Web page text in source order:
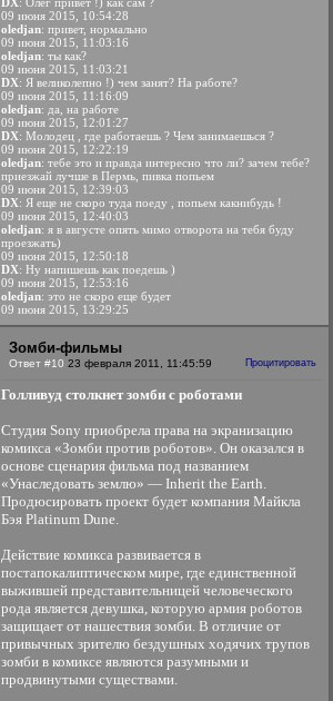
09 июня 2015, 10:54:28
oledjan: привет, нормально
09 июня 2015, 11:03:16
oledjan: ты как?
09 июня 2015, 11:03:21
DX: Я великолепно !) чем занят? На работе?
09 июня 2015, 11:16:09
oledjan: да, на работе
09 июня 2015, 12:01:27
DX: Молодец , где работаешь ? Чем занимаешься ?
09 июня 2015, 12:22:19
oledjan: тебе это и правда интересно что ли? зачем тебе?
приезжай лучше в Пермь, пивка попьем
09 июня 2015, 12:39:03
DX: Я еще не скоро туда поеду , попьем какнибудь !
09 июня 2015, 12:40:03
oledjan: я в августе опять мимо отворота на тебя буду
проезжать)
09 июня 2015, 12:50:18
DX: Ну напишешь как поедешь )
09 июня 2015, 12:53:16
oledjan: это не скоро еще будет
09 июня 2015, 13:29:25
Зомби-фильмы
Ответ #10 23 февраля 2011, 11:45:59 Процитировать
Голливуд столкнет зомби с роботами
Студия Sony приобрела права на экранизацию
комикса «Зомби против роботов». Он оказался в
основе сценария фильма под названием
«Унаследовать землю» — Inherit the Earth.
Продюсировать проект будет компания Майкла
Бэя Platinum Dune.
Действие комикса развивается в
постапокалиптическом мире, где единственной
выжившей представительницей человеческого
рода является девушка, которую армия роботов
защищает от нашествия зомби. В отличие от
привычных зрителю бездушных ходячих трупов
зомби в комиксе являются разумными и
продвинутыми существами.